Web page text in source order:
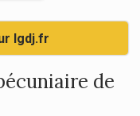
lgdj.fr
de